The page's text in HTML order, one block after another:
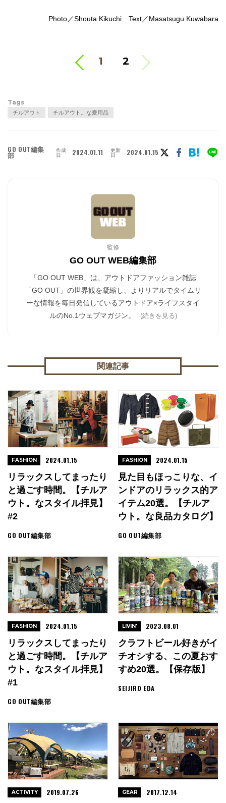
Photo／Shouta Kikuchi Text／Masatsugu Kuwabara
1 2
Tags
チルアウト チルアウト。な愛用品
GO OUT編集
部
作成
日 2024.01.11 更新
日 2024.01.15
監修
GO OUT WEB編集部
「GO OUT WEB」は、アウトドアファッション雑誌
「GO OUT」の世界観を凝縮し、よりリアルでタイムリ
ーな情報を毎日発信しているアウトドア×ライフスタイ
ルのNo.1ウェブマガジン。
(続きを見る)
関連記事
リラックスしてまったり
と過ごす時間。【チルア
ウト。なスタイル拝見】
#2
GO OUT編集部
FASHION 2024.01.15
見た目もほっこりな、イ
ンドアのリラックス的ア
イテム20選。【チルア
ウト。な良品カタログ】
GO OUT編集部
FASHION 2024.01.15
リラックスしてまったり
と過ごす時間。【チルア
ウト。なスタイル拝見】
#1
GO OUT編集部
FASHION 2024.01.15
クラフトビール好きがイ
チオシする、この夏おす
すめ20選。【保存版】
SEIJIRO EDA
LIVIN' 2023.08.01
ACTIVITY 2019.07.26 GEAR 2017.12.14